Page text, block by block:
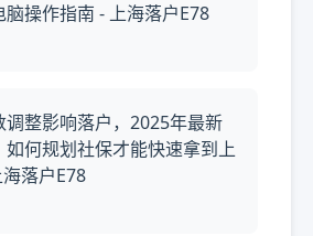
操作指南 - 上海落户E78
调整影响落户，2025年最新
何规划社保才能快速拿到上
落户E78